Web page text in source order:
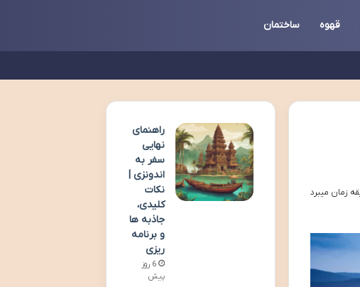
قهوه ساختمان
راهنمای
نهایی
سفر به
اندونزی |
نکات
کلیدی،
جاذبه ها
و برنامه
ریزی
6 روز
پیش